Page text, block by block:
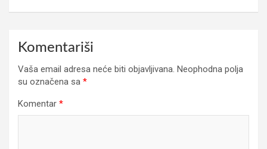
Komentariši
Vaša email adresa neće biti objavljivana. Neophodna polja
su označena sa *
Komentar *